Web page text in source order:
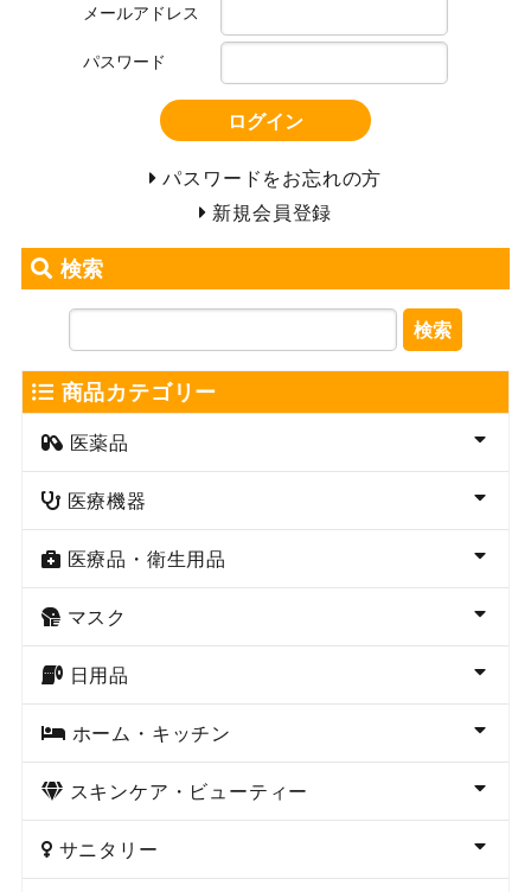
メールアドレス
パスワード
ログイン
パスワードをお忘れの方
新規会員登録
検索
検索
商品カテゴリー
医薬品
医療機器
医療品・衛生用品
マスク
日用品
ホーム・キッチン
スキンケア・ビューティー
サニタリー